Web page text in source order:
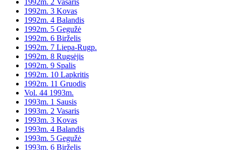
1992m. 2 Vasaris
1992m. 3 Kovas
1992m. 4 Balandis
1992m. 5 Gegužė
1992m. 6 Birželis
1992m. 7 Liepa-Rugp.
1992m. 8 Rugsėjis
1992m. 9 Spalis
1992m. 10 Lapkritis
1992m. 11 Gruodis
Vol. 44 1993m.
1993m. 1 Sausis
1993m. 2 Vasaris
1993m. 3 Kovas
1993m. 4 Balandis
1993m. 5 Gegužė
1993m. 6 Birželis